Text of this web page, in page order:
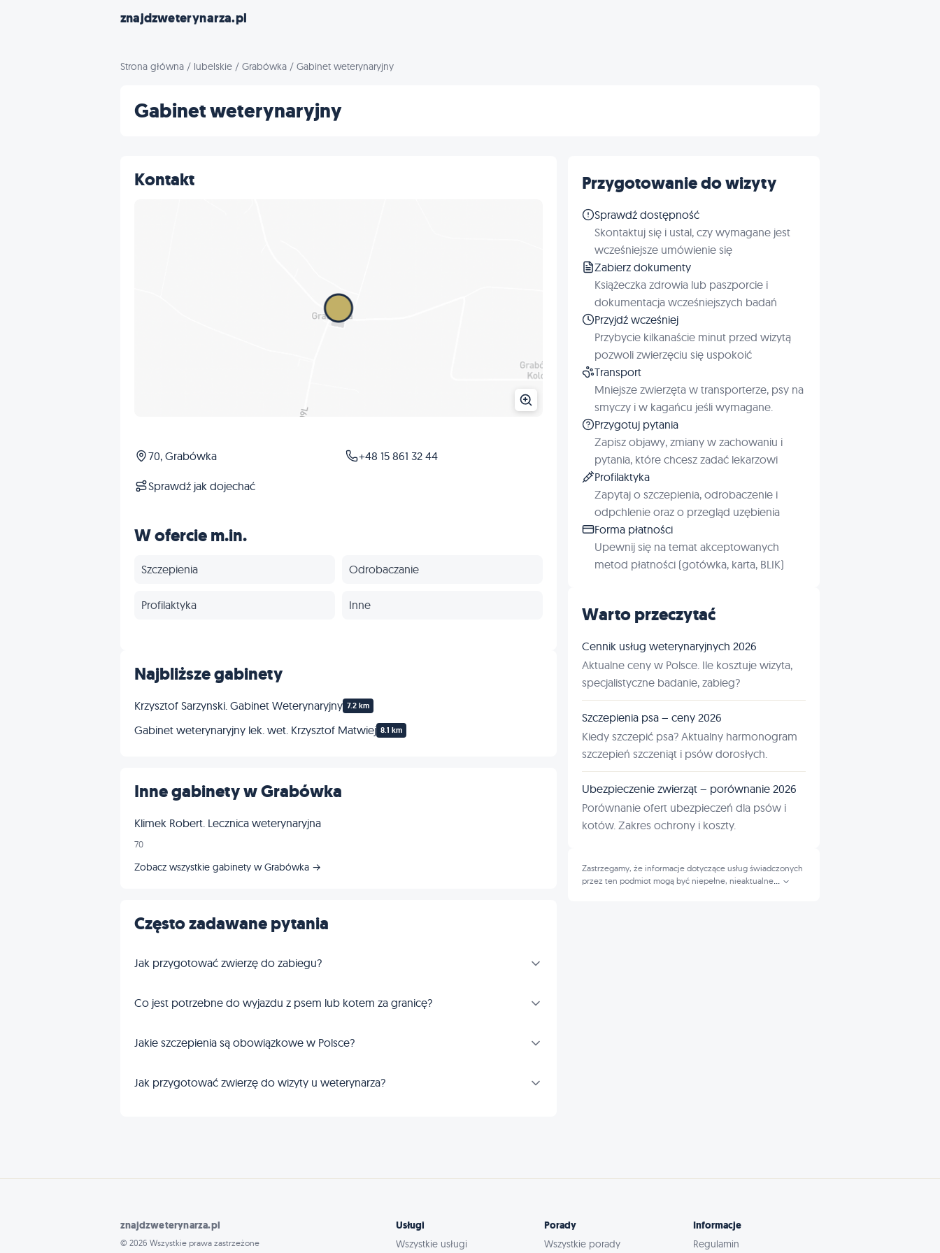
znajdzweterynarza.pl
Strona główna / lubelskie / Grabówka / Gabinet weterynaryjny
Gabinet weterynaryjny
Kontakt
70, Grabówka +48 15 861 32 44
Sprawdź jak dojechać
W ofercie m.in.
Szczepienia Odrobaczanie
Profilaktyka Inne
Najbliższe gabinety
Krzysztof Sarzynski. Gabinet Weterynaryjny 7.2 km
Gabinet weterynaryjny lek. wet. Krzysztof Matwiej 8.1 km
Inne gabinety w Grabówka
Klimek Robert. Lecznica weterynaryjna
70
Zobacz wszystkie gabinety w Grabówka →
Często zadawane pytania
Jak przygotować zwierzę do zabiegu?
Co jest potrzebne do wyjazdu z psem lub kotem za granicę?
Jakie szczepienia są obowiązkowe w Polsce?
Jak przygotować zwierzę do wizyty u weterynarza?
Przygotowanie do wizyty
Sprawdź dostępność
Skontaktuj się i ustal, czy wymagane jest
wcześniejsze umówienie się
Zabierz dokumenty
Książeczka zdrowia lub paszporcie i
dokumentacja wcześniejszych badań
Przyjdź wcześniej
Przybycie kilkanaście minut przed wizytą
pozwoli zwierzęciu się uspokoić
Transport
Mniejsze zwierzęta w transporterze, psy na
smyczy i w kagańcu jeśli wymagane.
Przygotuj pytania
Zapisz objawy, zmiany w zachowaniu i
pytania, które chcesz zadać lekarzowi
Profilaktyka
Zapytaj o szczepienia, odrobaczenie i
odpchlenie oraz o przegląd uzębienia
Forma płatności
Upewnij się na temat akceptowanych
metod płatności (gotówka, karta, BLIK)
Warto przeczytać
Cennik usług weterynaryjnych 2026
Aktualne ceny w Polsce. Ile kosztuje wizyta,
specjalistyczne badanie, zabieg?
Szczepienia psa – ceny 2026
Kiedy szczepić psa? Aktualny harmonogram
szczepień szczeniąt i psów dorosłych.
Ubezpieczenie zwierząt – porównanie 2026
Porównanie ofert ubezpieczeń dla psów i
kotów. Zakres ochrony i koszty.
Zastrzegamy, że informacje dotyczące usług świadczonych
przez ten podmiot mogą być niepełne, nieaktualne...
znajdzweterynarza.pl
© 2026 Wszystkie prawa zastrzeżone
Usługi
Wszystkie usługi
Porady
Wszystkie porady
Informacje
Regulamin